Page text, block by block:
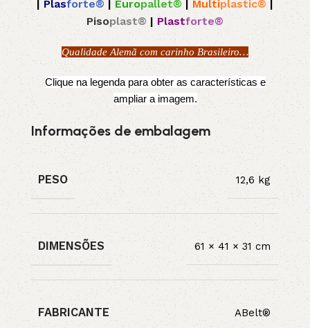
Plasforte® | Europallet® | Multiplastic®
Pisoplast®|Plastforte®
Qualidade Alemã com carinho Brasileiro…
Clique na legenda para obter as características e
ampliar a imagem.
Informações de embalagem
PESO 12,6 kg
DIMENSÕES 61 × 41 × 31 cm
FABRICANTE ABelt®